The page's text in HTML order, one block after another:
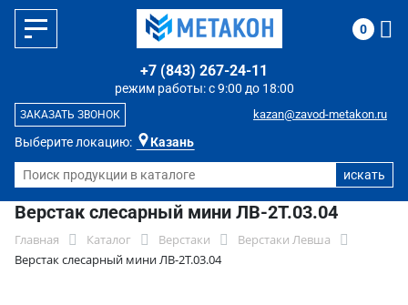
Выберите локацию: Казань
режим работы: с 9:00 до 18:00
+7 (843) 267-24-11
kazan@zavod-metakon.ru
ЗАКАЗАТЬ ЗВОНОК
0
Верстак слесарный мини ЛВ-2Т.03.04
Главная Каталог Верстаки
Верстаки Левша
Верстак слесарный мини ЛВ-2Т.03.04